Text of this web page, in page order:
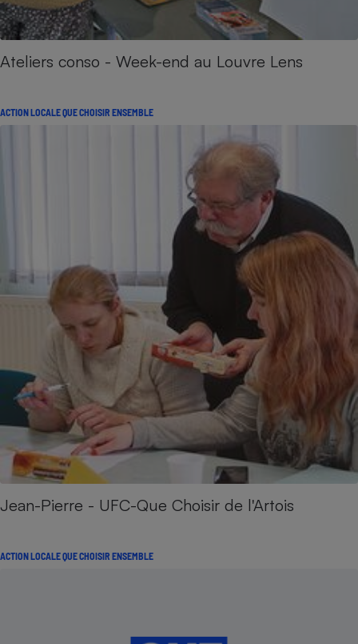
Ateliers conso - Week-end au Louvre Lens
ACTION LOCALE QUE CHOISIR ENSEMBLE
Jean-Pierre - UFC-Que Choisir de l'Artois
ACTION LOCALE QUE CHOISIR ENSEMBLE